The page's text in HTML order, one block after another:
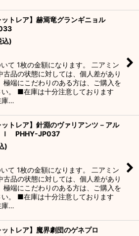
ットレア】赫焉竜グランギニョル
込)
て 1枚の金額になります。 二アミン
古品の状態に対しては、個人差があり
極端にこだわりのある方は、ご購入を
い。 ■在庫は十分注意しております
庫…
ットレア】針淵のヴァリアンツ－アル
Ｉ PHHY-JP037
)
て 1枚の金額になります。 二アミン
古品の状態に対しては、個人差があり
極端にこだわりのある方は、ご購入を
い。 ■在庫は十分注意しております
庫…
ットレア】魔界劇団のゲネプロ